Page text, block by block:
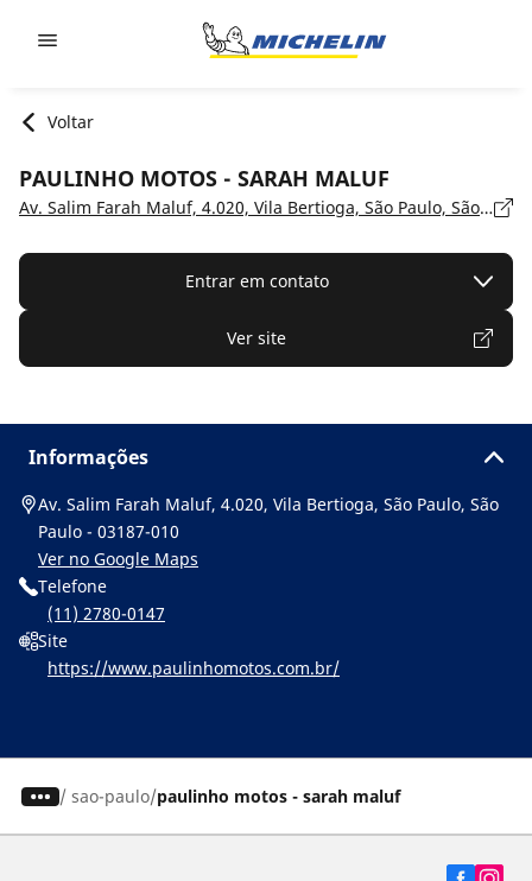
Voltar
PAULINHO MOTOS - SARAH MALUF
Av. Salim Farah Maluf, 4.020, Vila Bertioga, São Paulo, São Paulo - 03187-010
Entrar em contato
Ver site
Informações
Av. Salim Farah Maluf, 4.020, Vila Bertioga, São Paulo, São
Paulo - 03187-010
Ver no Google Maps
Telefone
(11) 2780-0147
Site
https://www.paulinhomotos.com.br/
/ sao-paulo paulinho motos - sarah maluf